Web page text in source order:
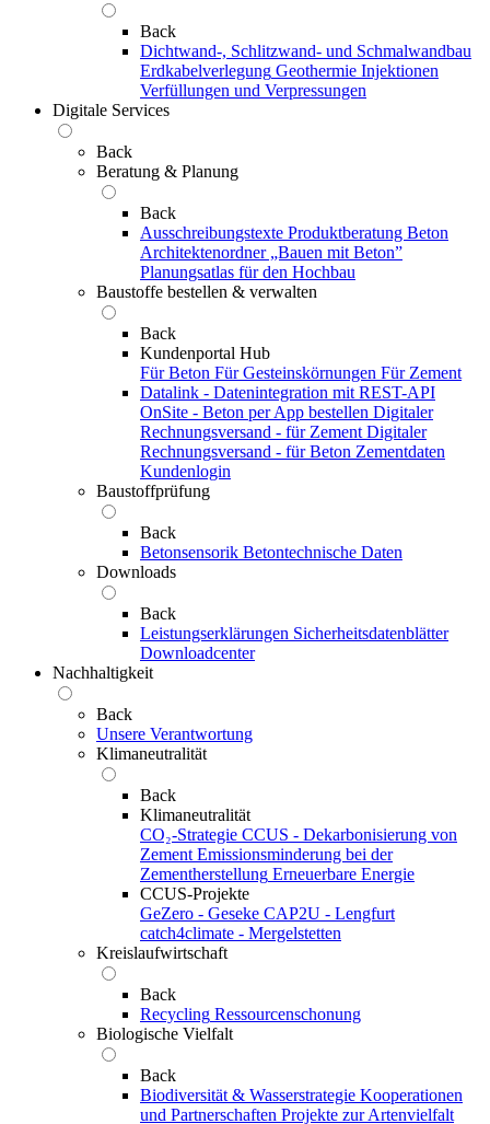
Back
Dichtwand-, Schlitzwand- und Schmalwandbau
Erdkabelverlegung Geothermie Injektionen
Verfüllungen und Verpressungen
Digitale Services
Back
Beratung & Planung
Back
Ausschreibungstexte Produktberatung Beton
Architektenordner „Bauen mit Beton”
Planungsatlas für den Hochbau
Baustoffe bestellen & verwalten
Back
Kundenportal Hub
Für Beton Für Gesteinskörnungen Für Zement
Datalink - Datenintegration mit REST-API
OnSite - Beton per App bestellen Digitaler
Rechnungsversand - für Zement Digitaler
Rechnungsversand - für Beton Zementdaten
Kundenlogin
Baustoffprüfung
Back
Betonsensorik Betontechnische Daten
Downloads
Back
Leistungserklärungen Sicherheitsdatenblätter
Downloadcenter
Nachhaltigkeit
Back
Unsere Verantwortung
Klimaneutralität
Back
Klimaneutralität
CO₂-Strategie CCUS - Dekarbonisierung von
Zement Emissionsminderung bei der
Zementherstellung Erneuerbare Energie
CCUS-Projekte
GeZero - Geseke CAP2U - Lengfurt
catch4climate - Mergelstetten
Kreislaufwirtschaft
Back
Recycling Ressourcenschonung
Biologische Vielfalt
Back
Biodiversität & Wasserstrategie Kooperationen
und Partnerschaften Projekte zur Artenvielfalt